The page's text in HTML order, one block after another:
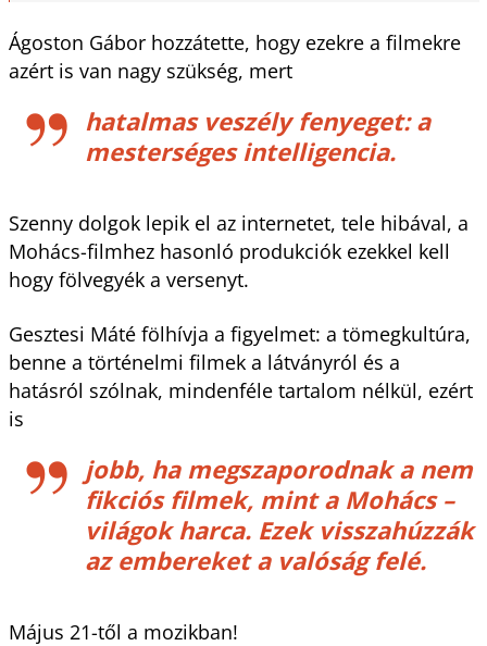
Ágoston Gábor hozzátette, hogy ezekre a filmekre
azért is van nagy szükség, mert
hatalmas veszély fenyeget: a
mesterséges intelligencia.
Szenny dolgok lepik el az internetet, tele hibával, a
Mohács-filmhez hasonló produkciók ezekkel kell
hogy fölvegyék a versenyt.
Gesztesi Máté fölhívja a figyelmet: a tömegkultúra,
benne a történelmi filmek a látványról és a
hatásról szólnak, mindenféle tartalom nélkül, ezért
is
jobb, ha megszaporodnak a nem
fikciós filmek, mint a Mohács –
világok harca. Ezek visszahúzzák
az embereket a valóság felé.
Május 21-től a mozikban!